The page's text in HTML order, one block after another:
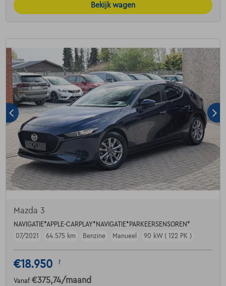
Bekijk wagen
Mazda 3
NAVIGATIE*APPLE-CARPLAY*NAVIGATIE*PARKEERSENSOREN*
07/2021
64.575 km Benzine Manueel 90 kW ( 122 PK )
€18.950 1
Vanaf €375,74/maand